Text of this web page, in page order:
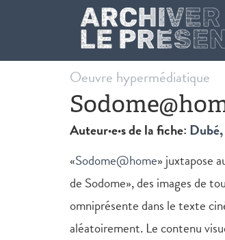
Aller au contenu principal
Oeuvre hypermédiatique
Auteur·e·s de la fiche:
«Sodome@home» juxtapose
de Sodome», des images de
omniprésente dans le texte
aléatoirement. Le contenu